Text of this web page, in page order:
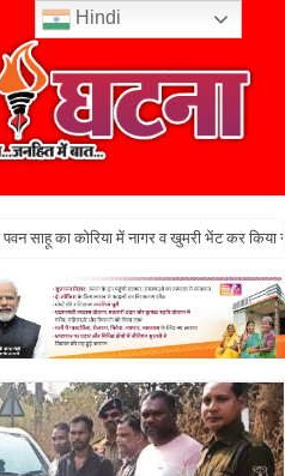
साहू का कोरिया में नागर व खुमरी भेंट कर किया
Hindi